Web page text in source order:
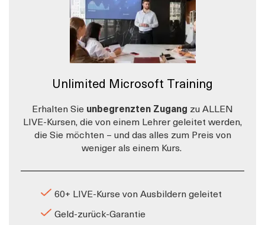
Unlimited Microsoft Training
Erhalten Sie unbegrenzten Zugang zu ALLEN
LIVE-Kursen, die von einem Lehrer geleitet werden,
die Sie möchten – und das alles zum Preis von
weniger als einem Kurs.
60+ LIVE-Kurse von Ausbildern geleitet
Geld-zurück-Garantie